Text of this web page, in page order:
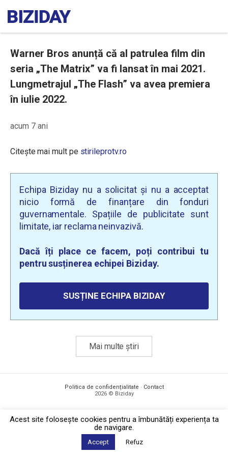
Warner Bros anunță că al patrulea film din
seria „The Matrix” va fi lansat în mai 2021.
Lungmetrajul „The Flash” va avea premiera
în iulie 2022.
acum 7 ani
Citește mai mult pe stirileprotv.ro
Echipa Biziday nu a solicitat și nu a acceptat
nicio formă de finanțare din fonduri
guvernamentale. Spațiile de publicitate sunt
limitate, iar reclama neinvazivă.
Dacă îți place ce facem, poți contribui tu
pentru susținerea echipei Biziday.
SUSȚINE ECHIPA BIZIDAY
Mai multe știri
Politica de confidențialitate · Contact
2026 © Biziday
Acest site foloseşte cookies pentru a îmbunătăți experiența ta
de navigare.
Accept Refuz